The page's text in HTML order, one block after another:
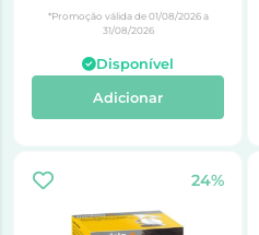
*Promoção válida de 01/08/2026 a
31/08/2026
Disponível
Adicionar
24%